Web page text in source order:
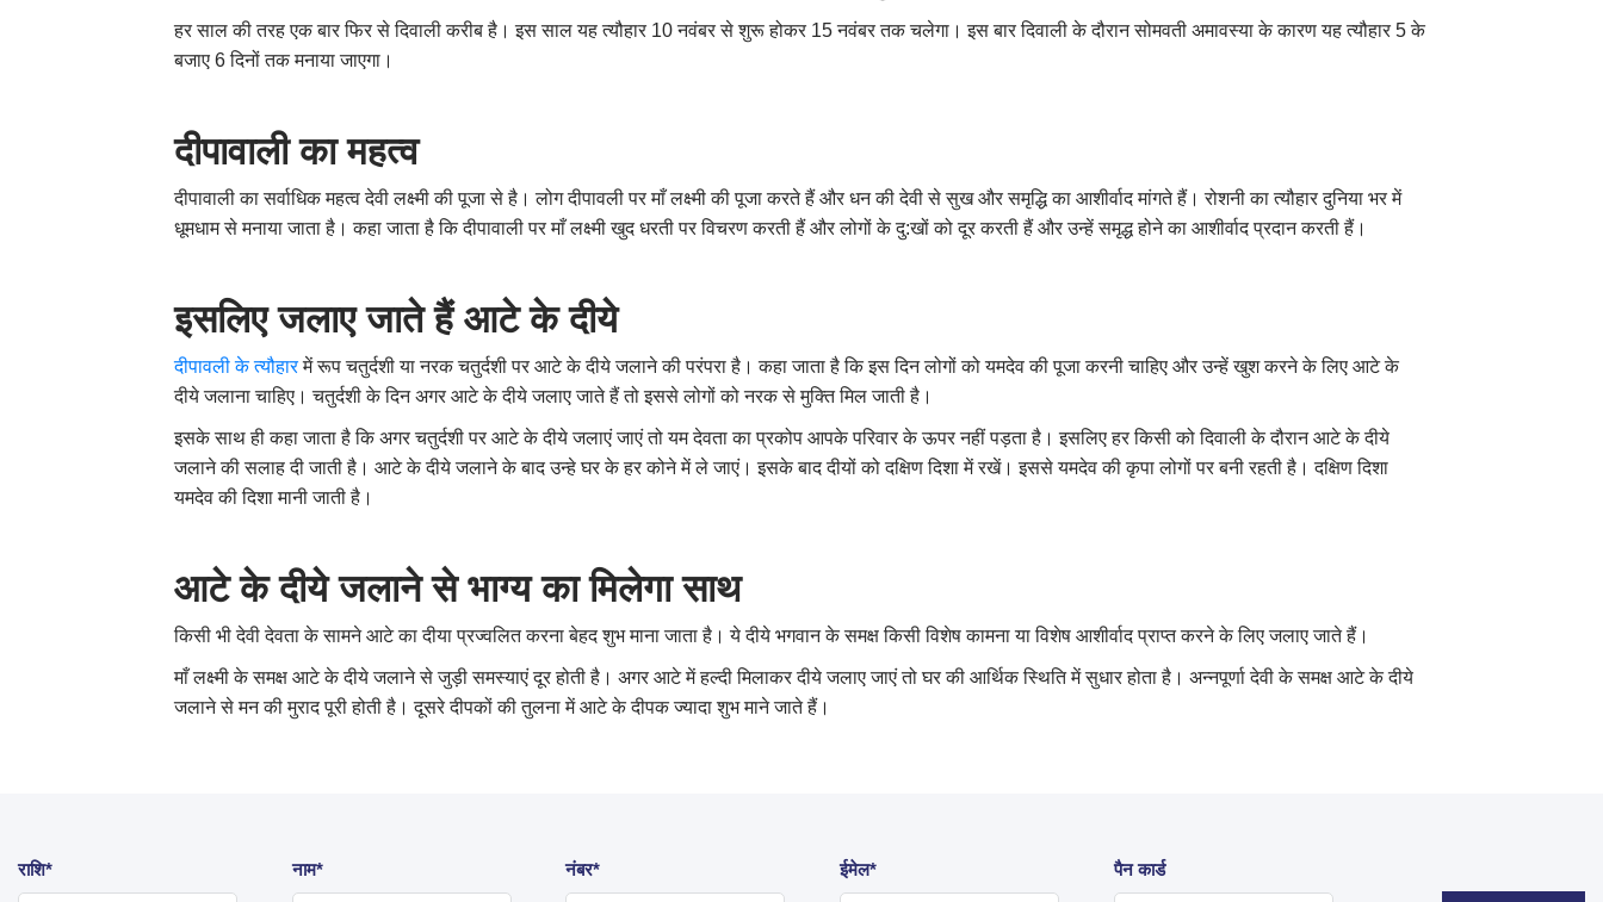
हर साल की तरह एक बार फिर से दिवाली करीब है। इस साल यह त्यौहार 10 नवंबर से शुरू होकर 15 नवंबर तक चलेगा। इस बार दिवाली के दौरान सोमवती अमावस्या के कारण यह त्यौहार 5 के
बजाए 6 दिनों तक मनाया जाएगा।
दीपावाली का महत्व
दीपावाली का सर्वाधिक महत्व देवी लक्ष्मी की पूजा से है। लोग दीपावली पर माँ लक्ष्मी की पूजा करते हैं और धन की देवी से सुख और समृद्धि का आशीर्वाद मांगते हैं। रोशनी का त्यौहार दुनिया भर में
धूमधाम से मनाया जाता है। कहा जाता है कि दीपावाली पर माँ लक्ष्मी खुद धरती पर विचरण करती हैं और लोगों के दु:खों को दूर करती हैं और उन्हें समृद्ध होने का आशीर्वाद प्रदान करती हैं।
इसलिए जलाए जाते हैं आटे के दीये
दीपावली के त्यौहारमें रूप चतुर्दशी या नरक चतुर्दशी पर आटे के दीये जलाने की परंपरा है। कहा जाता है कि इस दिन लोगों को यमदेव की पूजा करनी चाहिए और उन्हें खुश करने के लिए आटे के
दीये जलाना चाहिए। चतुर्दशी के दिन अगर आटे के दीये जलाए जाते हैं तो इससे लोगों को नरक से मुक्ति मिल जाती है।
इसके साथ ही कहा जाता है कि अगर चतुर्दशी पर आटे के दीये जलाएं जाएं तो यम देवता का प्रकोप आपके परिवार के ऊपर नहीं पड़ता है। इसलिए हर किसी को दिवाली के दौरान आटे के दीये
जलाने की सलाह दी जाती है। आटे के दीये जलाने के बाद उन्हे घर के हर कोने में ले जाएं। इसके बाद दीयों को दक्षिण दिशा में रखें। इससे यमदेव की कृपा लोगों पर बनी रहती है। दक्षिण दिशा
यमदेव की दिशा मानी जाती है।
आटे के दीये जलाने से भाग्य का मिलेगा साथ
किसी भी देवी देवता के सामने आटे का दीया प्रज्वलित करना बेहद शुभ माना जाता है। ये दीये भगवान के समक्ष किसी विशेष कामना या विशेष आशीर्वाद प्राप्त करने के लिए जलाए जाते हैं।
माँ लक्ष्मी के समक्ष आटे के दीये जलाने से जुड़ी समस्याएं दूर होती है। अगर आटे में हल्दी मिलाकर दीये जलाए जाएं तो घर की आर्थिक स्थिति में सुधार होता है। अन्नपूर्णा देवी के समक्ष आटे के दीये
जलाने से मन की मुराद पूरी होती है। दूसरे दीपकों की तुलना में आटे के दीपक ज्यादा शुभ माने जाते हैं।
राशि* नाम* नंबर* ईमेल* पैन कार्ड